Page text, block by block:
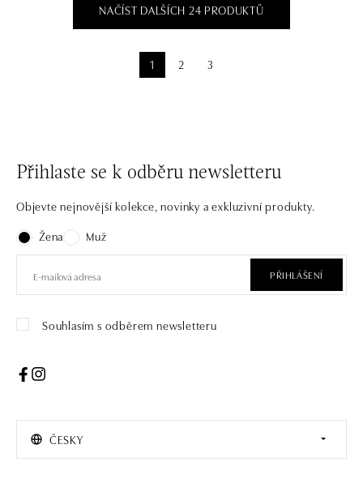
NAČÍST DALŠÍCH 24 PRODUKTŮ
1 2 3
Přihlaste se k odběru newsletteru
Objevte nejnovější kolekce, novinky a exkluzivní produkty.
Žena
Muž
PŘIHLÁŠENÍ
Souhlasím s odběrem newsletteru
ČESKY